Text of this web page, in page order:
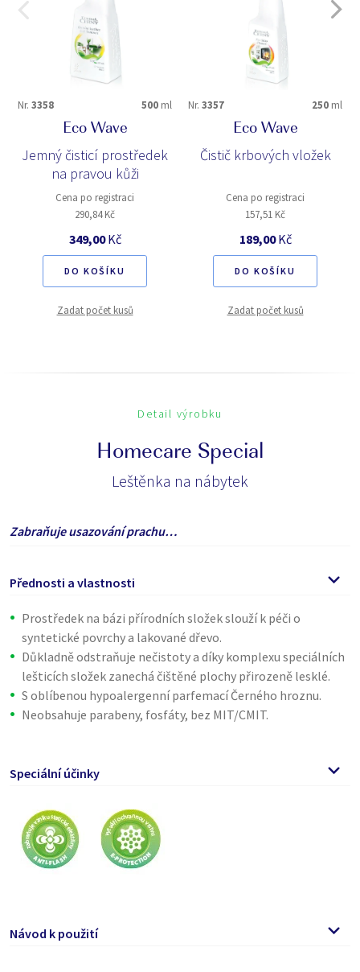
Nr. 3358 500 ml
Eco Wave
Jemný čisticí prostředek
na pravou kůži
Cena po registraci
290,84 Kč
349,00Kč
DO KOŠÍKU
Zadat počet kusů
Nr. 3357 250 ml
Eco Wave
Čistič krbových vložek
Cena po registraci
157,51 Kč
189,00Kč
DO KOŠÍKU
Zadat počet kusů
Detail výrobku
Homecare Special
Leštěnka na nábytek
Zabraňuje usazování prachu…
Přednosti a vlastnosti
Prostředek na bázi přírodních složek slouží k péči o
syntetické povrchy a lakované dřevo.
Důkladně odstraňuje nečistoty a díky komplexu speciálních
lešticích složek zanechá čištěné plochy přirozeně lesklé.
S oblíbenou hypoalergenní parfemací Černého hroznu.
Neobsahuje parabeny, fosfáty, bez MIT/CMIT.
Speciální účinky
Návod k použití